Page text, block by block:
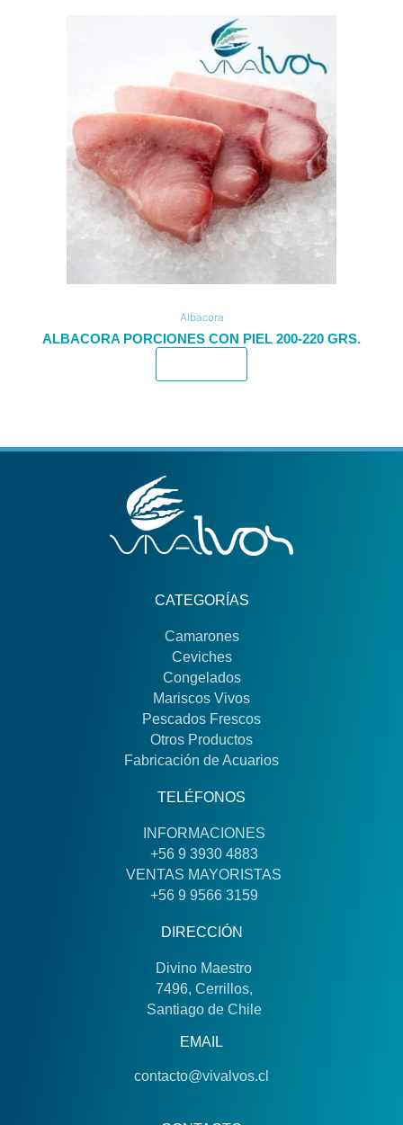
Albacora
ALBACORA PORCIONES CON PIEL 200-220 GRS.
CATEGORÍAS
Camarones
Ceviches
Congelados
Mariscos Vivos
Pescados Frescos
Otros Productos
Fabricación de Acuarios
TELÉFONOS
INFORMACIONES
+56 9 3930 4883
VENTAS MAYORISTAS
+56 9 9566 3159
DIRECCIÓN
Divino Maestro
7496, Cerrillos,
Santiago de Chile
EMAIL
contacto@vivalvos.cl